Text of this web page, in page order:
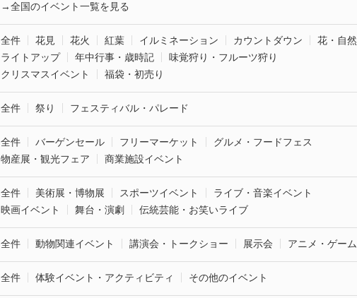
→全国のイベント一覧を見る
全件 花見 花火 紅葉 イルミネーション カウントダウン
花・自然
ライトアップ
年中行事・歳時記
味覚狩り・フルーツ狩り
クリスマスイベント
福袋・初売り
全件 祭り フェスティバル・パレード
全件 バーゲンセール フリーマーケット
グルメ・フードフェス
物産展・観光フェア
商業施設イベント
全件 美術展・博物展 スポーツイベント
ライブ・音楽イベント
映画イベント
舞台・演劇 伝統芸能・お笑いライブ
全件 動物関連イベント 講演会・トークショー 展示会 アニメ・ゲーム
全件 体験イベント・アクティビティ その他のイベント